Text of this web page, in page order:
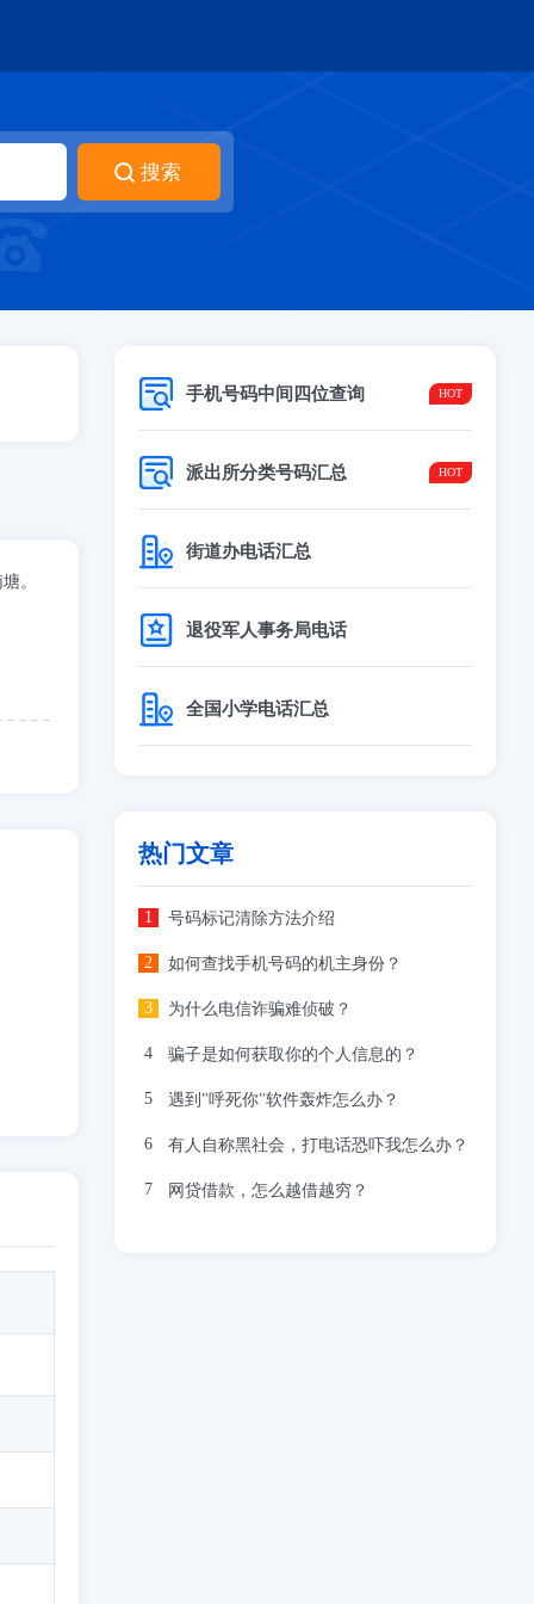
。
手机号码中间四位查询
派出所分类号码汇总
街道办电话汇总
退役军人事务局电话
全国小学电话汇总
热门文章
号码标记清除方法介绍
如何查找手机号码的机主身份？
为什么电信诈骗难侦破？
骗子是如何获取你的个人信息的？
遇到"呼死你"软件轰炸怎么办？
有人自称黑社会，打电话恐吓我怎么办？
网贷借款，怎么越借越穷？